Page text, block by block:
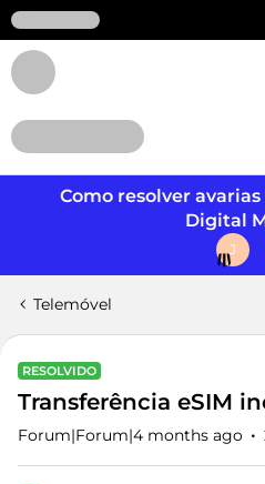
Como resolver
Digital
J
Telemóvel
RESOLVIDO
Transferência eSIM
Forum|Forum|4 months ago